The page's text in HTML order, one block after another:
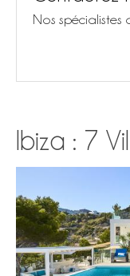
Nos spécialistes
Ibiza : 7